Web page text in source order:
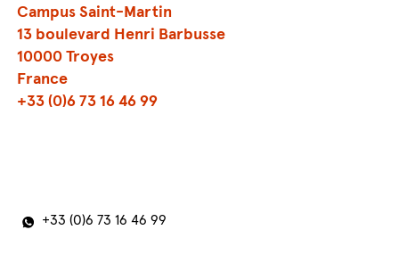
Campus Saint-Martin
13 boulevard Henri Barbusse
10000 Troyes
France
+33 (0)6 73 16 46 99
+33 (0)6 73 16 46 99